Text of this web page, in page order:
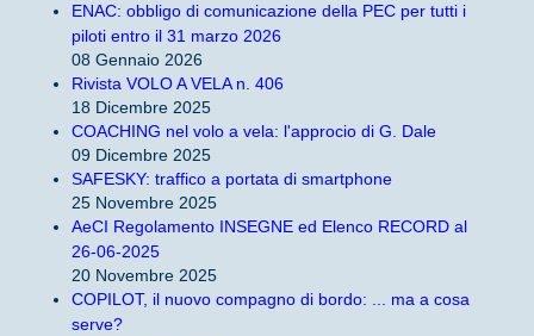
ENAC: obbligo di comunicazione della PEC per tutti i
piloti entro il 31 marzo 2026
08 Gennaio 2026
Rivista VOLO A VELA n. 406
18 Dicembre 2025
COACHING nel volo a vela: l'approcio di G. Dale
09 Dicembre 2025
SAFESKY: traffico a portata di smartphone
25 Novembre 2025
AeCI Regolamento INSEGNE ed Elenco RECORD al
26-06-2025
20 Novembre 2025
COPILOT, il nuovo compagno di bordo: ... ma a cosa
serve?